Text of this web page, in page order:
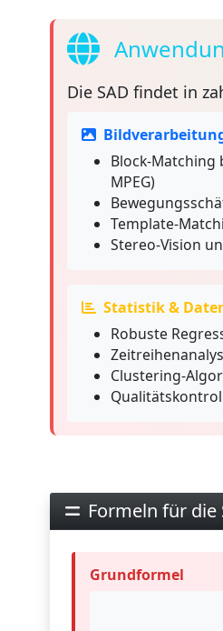
Die SAD findet in
Block-Matching
MPEG)
Template-
Stereo-Vision
Statistik &
Robuste
Clustering-
Formeln für die
Grundformel